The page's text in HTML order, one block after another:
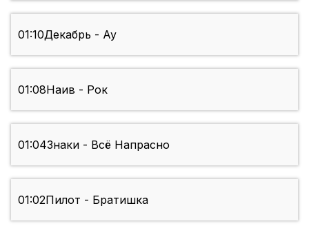
01:10Декабрь - Ау
01:08Наив - Рок
01:04Знаки - Всё Напрасно
01:02Пилот - Братишка